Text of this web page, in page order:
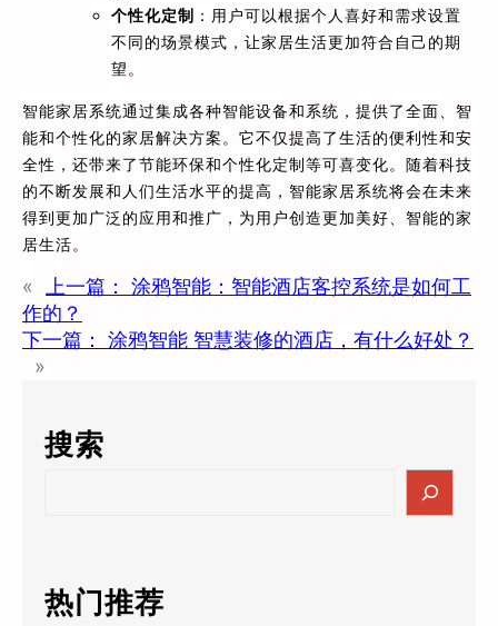
个性化定制 ：用户可以根据个人喜好和需求设置
不同的场景模式，让家居生活更加符合自己的期
望。
智能家居系统通过集成各种智能设备和系统，提供了全面、智
能和个性化的家居解决方案。它不仅提高了生活的便利性和安
全性，还带来了节能环保和个性化定制等可喜变化。随着科技
的不断发展和人们生活水平的提高，智能家居系统将会在未来
得到更加广泛的应用和推广，为用户创造更加美好、智能的家
居生活。
« 上一篇：
涂鸦智能：智能酒店客控系统是如何工
作的？
下一篇：
涂鸦智能 智慧装修的酒店，有什么好处？
»
搜索
c
h
热门推荐